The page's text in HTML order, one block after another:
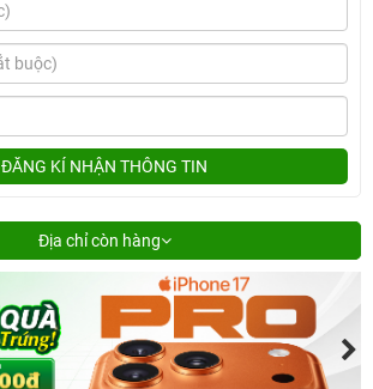
ĐĂNG KÍ NHẬN THÔNG TIN
Địa chỉ còn hàng